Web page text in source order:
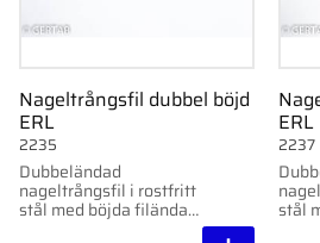
Nageltrångsfil dubbel böjd
ERL
Dubbeländad
nageltrångsfil i rostfritt
stål med böjda filändar.
Smidig och praktisk för
2235
ERL
stål
2237